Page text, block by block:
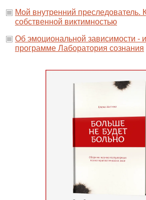
Мой внутренний преследователь.
собственной виктимностью
Об эмоциональной зависимости -
программе Лаборатория сознания